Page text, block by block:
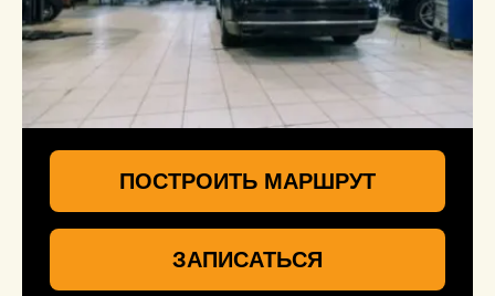
ПОСТРОИТЬ МАРШРУТ
ЗАПИСАТЬСЯ